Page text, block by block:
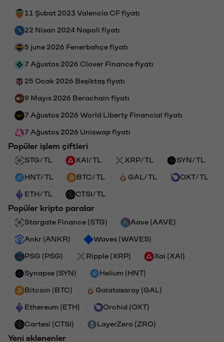
11 Şubat 2023 Valencia CF fiyatı
22 Nisan 2024 Napoli fiyatı
5 june 2026 Fenerbahçe fiyatı
7 Ağustos 2026 Clover Finance fiyatı
25 Ocak 2026 Beşiktaş fiyatı
9 Mayıs 2026 Berachain fiyatı
7 Ağustos 2026 World Liberty Financial fiyatı
7 Ağustos 2026 Uniswap fiyatı
Popüler işlem çiftleri
STG/TL XAI/TL XRP/TL SYN/TL
HNT/TL BTC/TL GAL/TL OXT/TL
ETH/TL CTSI/TL
Popüler kripto paralar
Stargate Finance (STG) Aave (AAVE)
Ankr (ANKR) Waves (WAVES)
PSG (PSG) Ripple (XRP) Xai (XAI)
Synapse (SYN) Helium (HNT)
Bitcoin (BTC) Galatasaray (GAL)
Ethereum (ETH) Orchid (OXT)
Cartesi (CTSI) LayerZero (ZRO)
Yeni eklenenler